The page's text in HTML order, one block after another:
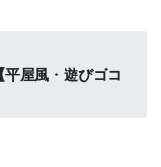
屋風・遊びゴコ